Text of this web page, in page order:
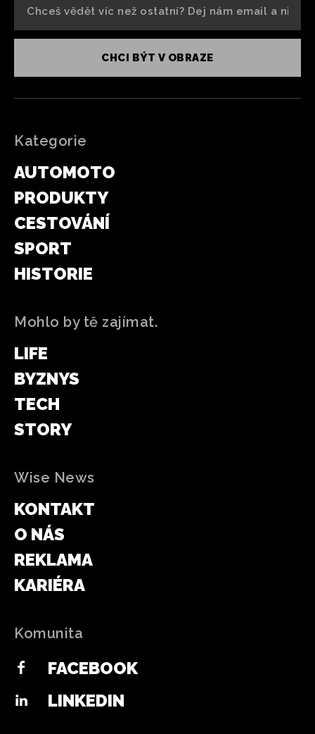
CHCI BÝT V OBRAZE
Kategorie
AUTOMOTO
PRODUKTY
CESTOVÁNÍ
SPORT
HISTORIE
Mohlo by tě zajímat.
LIFE
BYZNYS
TECH
STORY
Wise News
KONTAKT
O NÁS
REKLAMA
KARIÉRA
Komunita
FACEBOOK
LINKEDIN